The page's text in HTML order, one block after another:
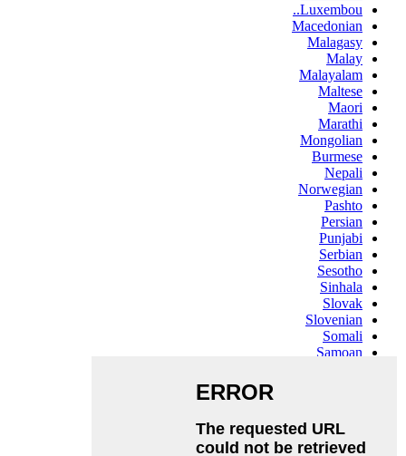
Luxembou..
Macedonian
Malagasy
Malay
Malayalam
Maltese
Maori
Marathi
Mongolian
Burmese
Nepali
Norwegian
Pashto
Persian
Punjabi
Serbian
Sesotho
Sinhala
Slovak
Slovenian
Somali
Samoan
Swahili
Tajik